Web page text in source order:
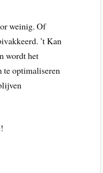
weinig. Of
’t Kan
wordt het
te optimaliseren